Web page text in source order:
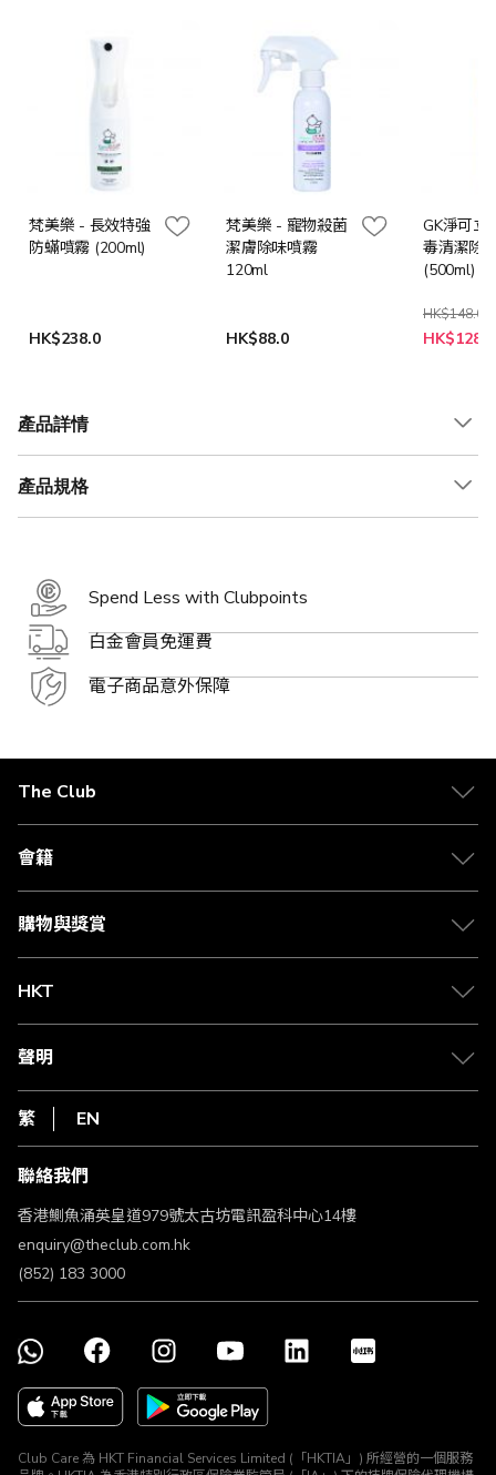
梵美樂 - 長效特強
防蟎噴霧 (200ml)
HK$238.0
梵美樂 - 寵物殺菌
潔膚除味噴霧
120ml
HK$88.0
GK淨可立
毒清潔除
(500ml)
HK$148.0
特
HK$128.0
產品詳情
產品規格
Spend Less with Clubpoints
白金會員免運費
電子商品意外保障
The Club
關於 The Club
合作夥伴
媒體中心
會籍
會籍及專屬禮遇
賺取積分
購物與獎賞
物流與配送
Club Shopping 商品領取站
常見問題
HKT
csl.
1010
HKT
聲明
私隱聲明
使用條款
條款及細則
不歧視及不騷擾聲明
認可牌照及通告
繁 EN
聯絡我們
香港鰂魚涌英皇道979號太古坊電訊盈科中心14樓
enquiry@theclub.com.hk
(852) 183 3000
Club Care 為 HKT Financial Services Limited (「HKTIA」) 所經營的一個服務